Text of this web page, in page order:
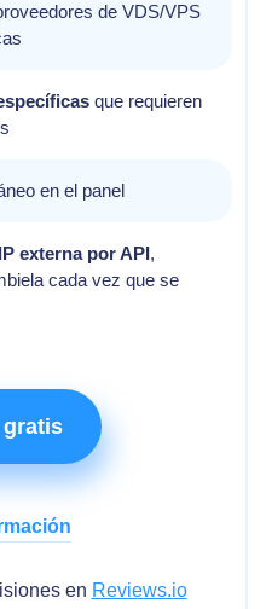
de VDS/VPS
que requieren
en el panel
externa por API,
cada vez que se
gratis
en Reviews.io